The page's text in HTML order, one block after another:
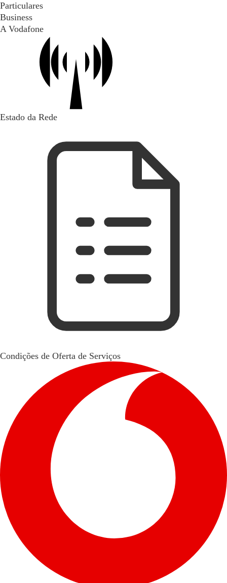
Particulares
Business
A Vodafone
Estado da Rede
Condições de Oferta de Serviços